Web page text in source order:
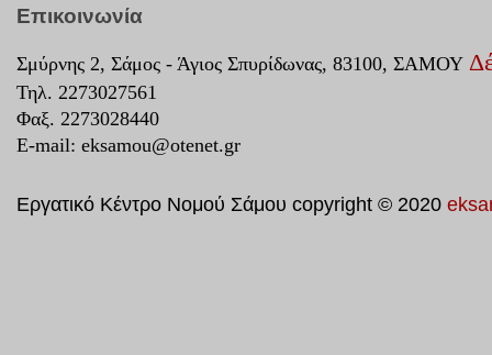
Επικοινωνία
Σμύρνης 2, Σάμος - Άγιος Σπυρίδωνας, 83100, ΣΑΜΟΥ
Τηλ. 2273027561
Φαξ. 2273028440
E-mail: eksamou@otenet.gr
Εργατικό Κέντρο Νομού Σάμου copyright © 2020